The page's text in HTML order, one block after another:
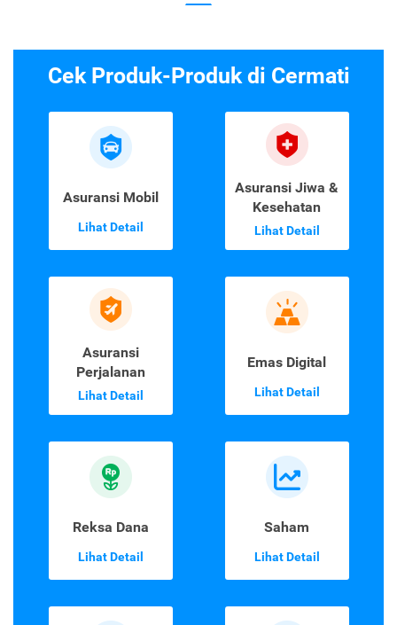
Cek Produk-Produk di Cermati
Asuransi Mobil
Lihat Detail
Asuransi Jiwa &
Kesehatan
Lihat Detail
Asuransi
Perjalanan
Lihat Detail
Emas Digital
Lihat Detail
Reksa Dana
Lihat Detail
Saham
Lihat Detail